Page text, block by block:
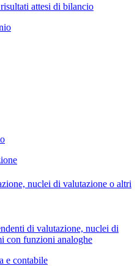
attesi di bilancio
nuclei di valutazione o altri
di valutazione, nuclei di
con funzioni analoghe
e contabile